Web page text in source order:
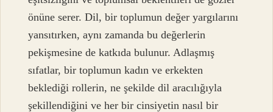
önüne serer. Dil, bir toplumun değer yargılarını
yansıtırken, aynı zamanda bu değerlerin
pekişmesine de katkıda bulunur. Adlaşmış
sıfatlar, bir toplumun kadın ve erkekten
beklediği rollerin, ne şekilde dil aracılığıyla
şekillendiğini ve her bir cinsiyetin nasıl bir